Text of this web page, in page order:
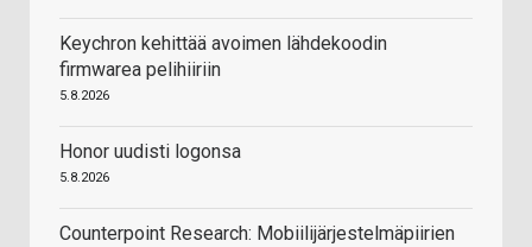
Keychron kehittää avoimen lähdekoodin
firmwarea pelihiiriin
5.8.2026
Honor uudisti logonsa
5.8.2026
Counterpoint Research: Mobiilijärjestelmäpiirien